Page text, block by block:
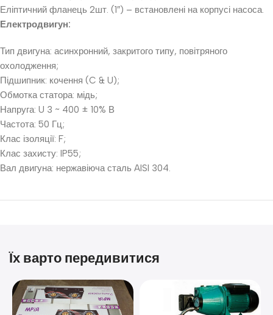
Еліптичний фланець 2шт. (1″) – встановлені на корпусі насоса.
Електродвигун:
Тип двигуна: асинхронний, закритого типу, повітряного
охолодження;
Підшипник: кочення (C & U);
Обмотка статора: мідь;
Напруга: U 3 ~ 400 ± 10% В
Частота: 50 Гц;
Клас ізоляції: F;
Клас захисту: IP55;
Вал двигуна: нержавіюча сталь AISI 304.
Їх варто передивитися